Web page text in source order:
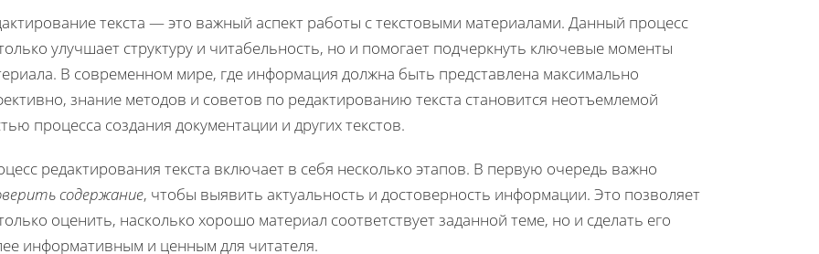
текста — это важный аспект работы с текстовыми материалами. Данный процесс
улучшает структуру и читабельность, но и помогает подчеркнуть ключевые моменты
В современном мире, где информация должна быть представлена максимально
знание методов и советов по редактированию текста становится неотъемлемой
процесса создания документации и других текстов.
редактирования текста включает в себя несколько этапов. В первую очередь важно
содержание, чтобы выявить актуальность и достоверность информации. Это позволяет
оценить, насколько хорошо материал соответствует заданной теме, но и сделать его
информативным и ценным для читателя.